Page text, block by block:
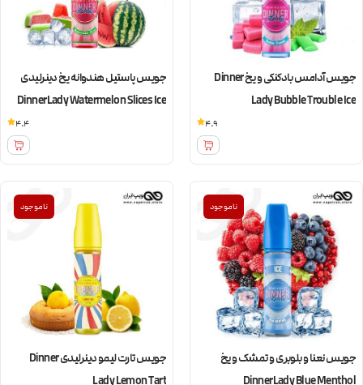
جویس آدامس بادکنکی و یخ Dinner
Lady Bubble Trouble Ice
4.9
جویس پاستیل هندوانه یخ دینرلیدی
DinnerLady Watermelon Slices Ice
4.4
ناموجود
جویس نعنا و بلوبری و تمشک و یخ
DinnerLady Blue Menthol
ناموجود
جویس تارت لیمو دینرلیدی Dinner
Lady Lemon Tart